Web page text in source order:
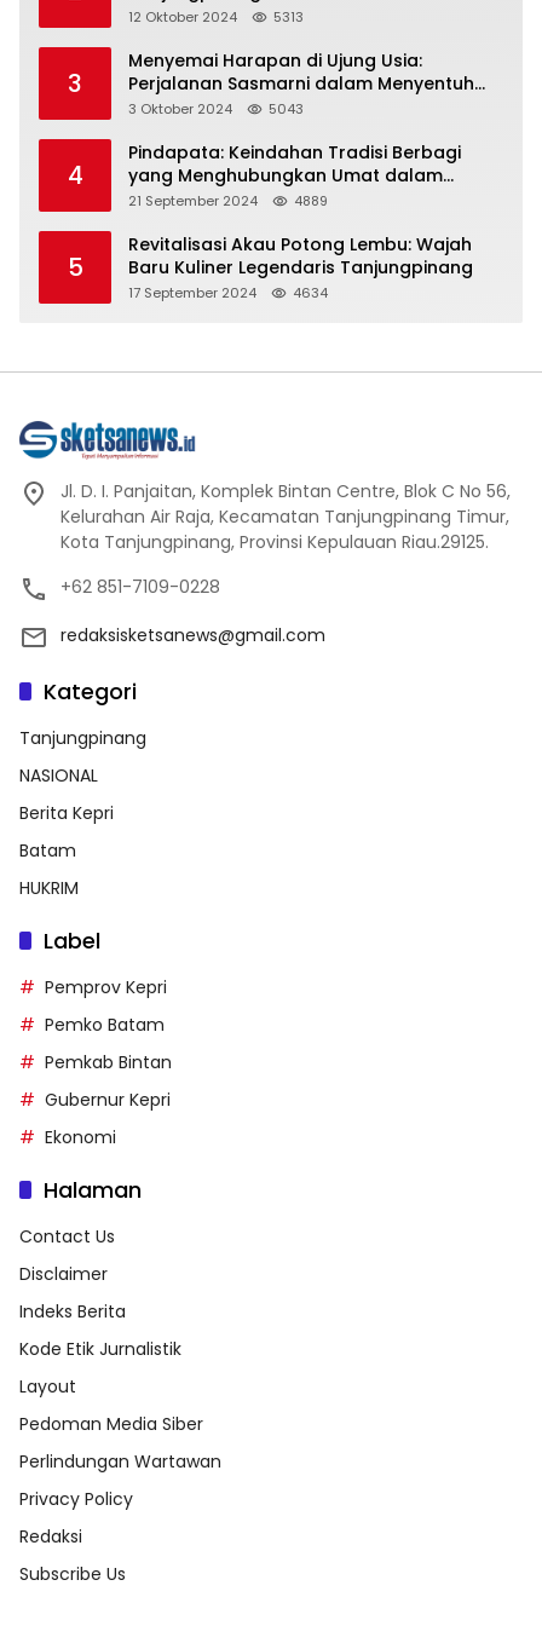
Representasi
12 Oktober 2024 5313
3
Menyemai Harapan di Ujung Usia:
Perjalanan Sasmarni dalam Menyentuh
Hati dan Jiwa
3 Oktober 2024 5043
4
Pindapata: Keindahan Tradisi Berbagi
yang Menghubungkan Umat dalam
Spiritualitas dan Kebersamaan dalam
21 September 2024 4889
5
Revitalisasi Akau Potong Lembu: Wajah
Baru Kuliner Legendaris Tanjungpinang
17 September 2024 4634
Jl. D. I. Panjaitan, Komplek Bintan Centre, Blok C No 56,
Kelurahan Air Raja, Kecamatan Tanjungpinang Timur,
Kota Tanjungpinang, Provinsi Kepulauan Riau.29125.
+62 851-7109-0228
redaksisketsanews@gmail.com
Kategori
Tanjungpinang
NASIONAL
Berita Kepri
Batam
HUKRIM
Label
Pemprov Kepri
Pemko Batam
Pemkab Bintan
Gubernur Kepri
Ekonomi
Halaman
Contact Us
Disclaimer
Indeks Berita
Kode Etik Jurnalistik
Layout
Pedoman Media Siber
Perlindungan Wartawan
Privacy Policy
Redaksi
Subscribe Us